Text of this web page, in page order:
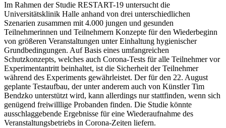
Im Rahmen der Studie RESTART-19 untersucht die
Universitätsklinik Halle anhand von drei unterschiedlichen
Szenarien zusammen mit 4.000 jungen und gesunden
Teilnehmerinnen und Teilnehmern Konzepte für den Wiederbeginn
von größeren Veranstaltungen unter Einhaltung hygienischer
Grundbedingungen. Auf Basis eines umfangreichen
Schutzkonzepts, welches auch Corona-Tests für alle Teilnehmer vor
Experimentantritt beinhaltet, ist die Sicherheit der Teilnehmer
während des Experiments gewährleistet. Der für den 22. August
geplante Testaufbau, der unter anderem auch von Künstler Tim
Bendzko unterstützt wird, kann allerdings nur stattfinden, wenn sich
genügend freiwilllige Probanden finden. Die Studie könnte
ausschlaggebende Ergebnisse für eine Wiederaufnahme des
Veranstaltungsbetriebs in Corona-Zeiten liefern.